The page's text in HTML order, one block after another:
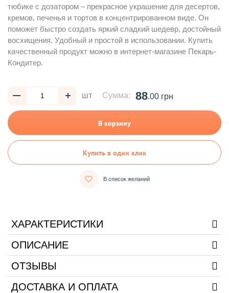
тюбике с дозатором – прекрасное украшение для десертов,
кремов, печенья и тортов в концентрированном виде. Он
поможет быстро создать яркий сладкий шедевр, достойный
восхищения. Удобный и простой в использовании. Купить
качественный продукт можно в интернет-магазине Пекарь-
Кондитер.
шт Сумма: 88.00 грн
В корзину
Купить в один клик
В список желаний
ХАРАКТЕРИСТИКИ
ОПИСАНИЕ
ОТЗЫВЫ
ДОСТАВКА И ОПЛАТА